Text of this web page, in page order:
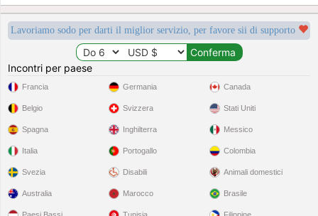
Lavoriamo sodo per darti il miglior servizio, per favore sii di supporto
Incontri per paese
Francia
Belgio
Spagna
Italia
Svezia
Germania
Svizzera
Inghilterra
Portogallo
Disabili
Canada
Stati Uniti
Messico
Colombia
Animali domestici
Australia Marocco Brasile